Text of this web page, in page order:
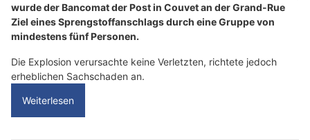
wurde der Bancomat der Post in Couvet an der Grand-Rue
Ziel eines Sprengstoffanschlags durch eine Gruppe von
mindestens fünf Personen.
Die Explosion verursachte keine Verletzten, richtete jedoch
erheblichen Sachschaden an.
Weiterlesen